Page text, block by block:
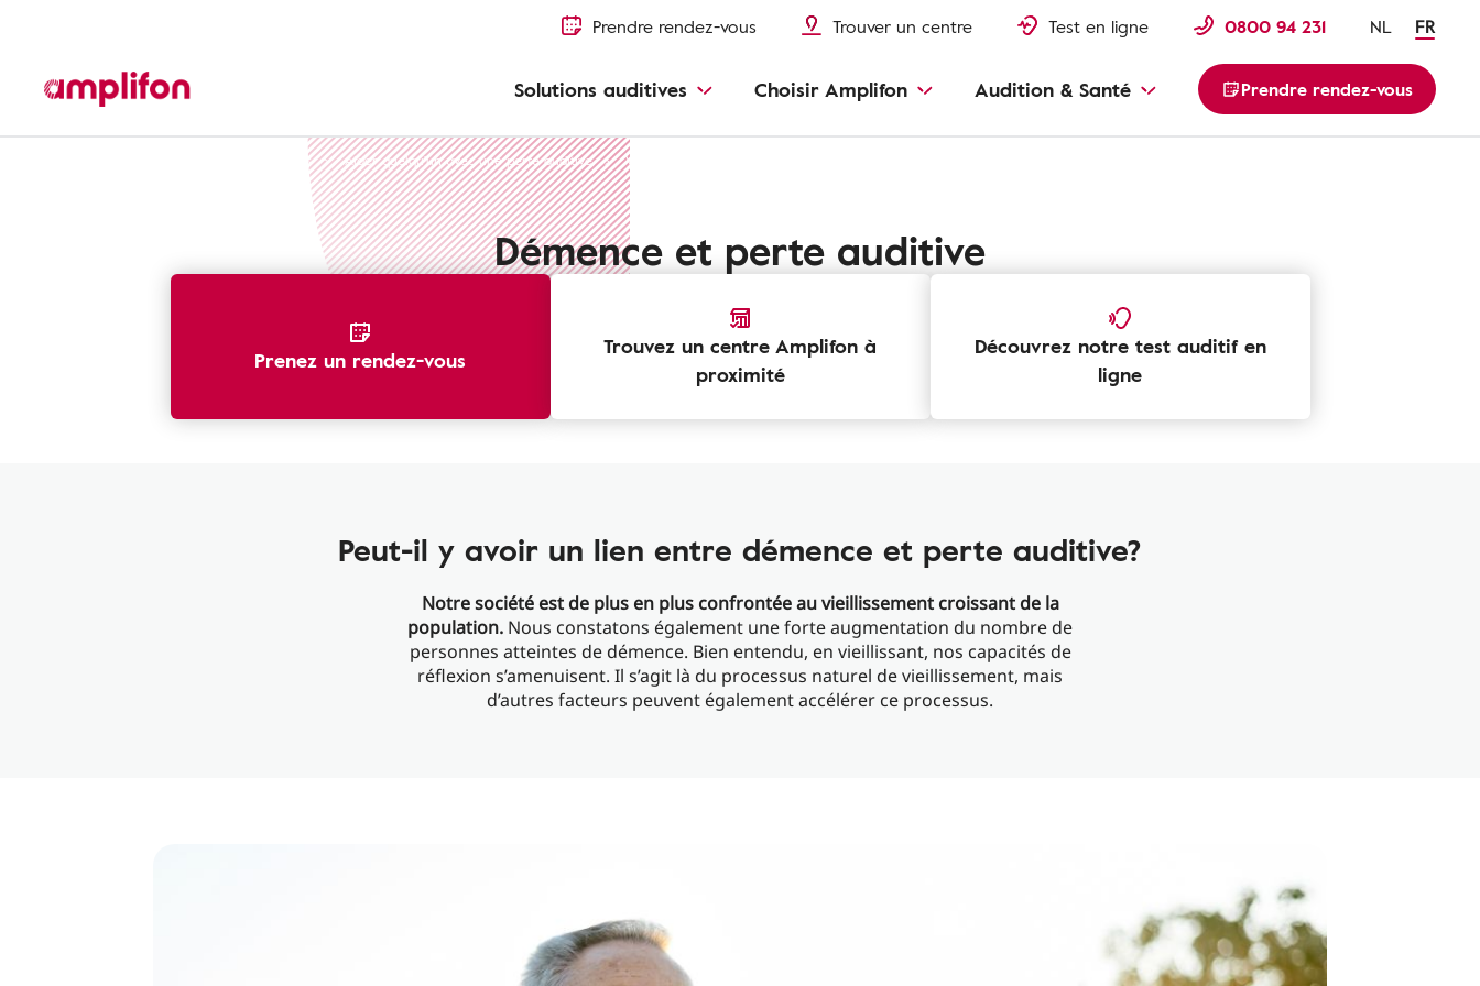
Prendre rendez-vous Trouver un centre Test en ligne 0800 94 231 NL FR
Solutions auditives Choisir Amplifon Audition & Santé Prendre rendez-vous
La perte auditive : types, symptômes, causes Aider quelqu'un avec une perte auditive Vivre avec un malentendant
Démence et perte auditive
Prenez un rendez-vous
Trouvez un centre Amplifon à
proximité
Découvrez notre test auditif en
ligne
Peut-il y avoir un lien entre démence et perte auditive?
Notre société est de plus en plus confrontée au vieillissement croissant de la
population. Nous constatons également une forte augmentation du nombre de
personnes atteintes de démence. Bien entendu, en vieillissant, nos capacités de
réflexion s’amenuisent. Il s’agit là du processus naturel de vieillissement, mais
d’autres facteurs peuvent également accélérer ce processus.